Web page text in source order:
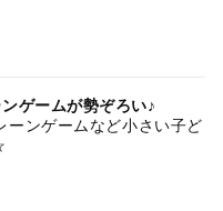
ゲームが勢ぞろい♪
ーンゲームなど小さい子ど